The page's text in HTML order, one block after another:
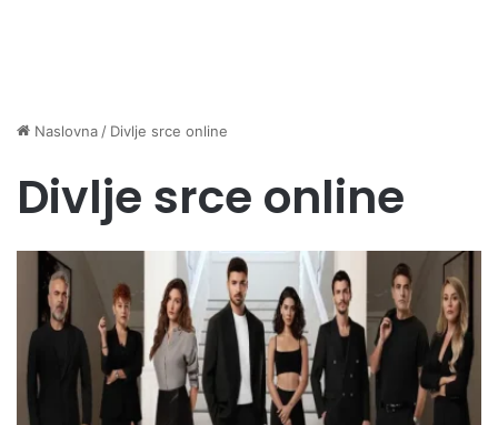
Naslovna / Divlje srce online
Divlje srce online